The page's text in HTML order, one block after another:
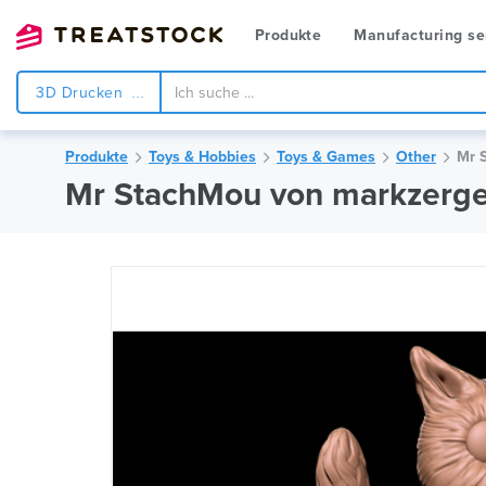
Produkte Manufacturing
3D Drucken
Produkte Toys & Hobbies Toys & Games Other Mr
Mr StachMou von